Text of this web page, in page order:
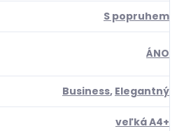
S popruhem
ÁNO
Business, Elegantný
veľká A4+